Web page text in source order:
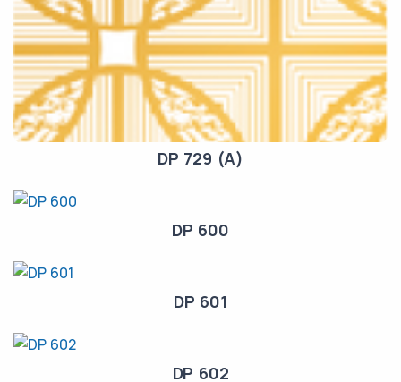
DP 729 (A)
DP 600
DP 601
DP 602